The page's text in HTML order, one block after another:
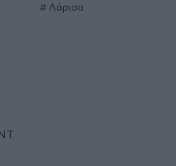
Λάρισα